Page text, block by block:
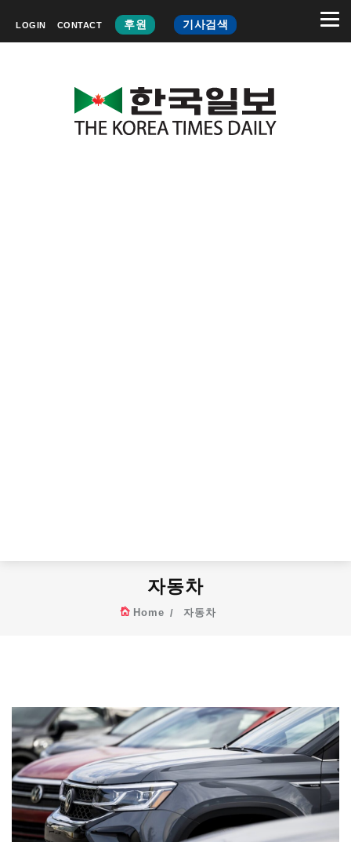
LOGIN CONTACT 후원 기사검색
자동차
Home 자동차